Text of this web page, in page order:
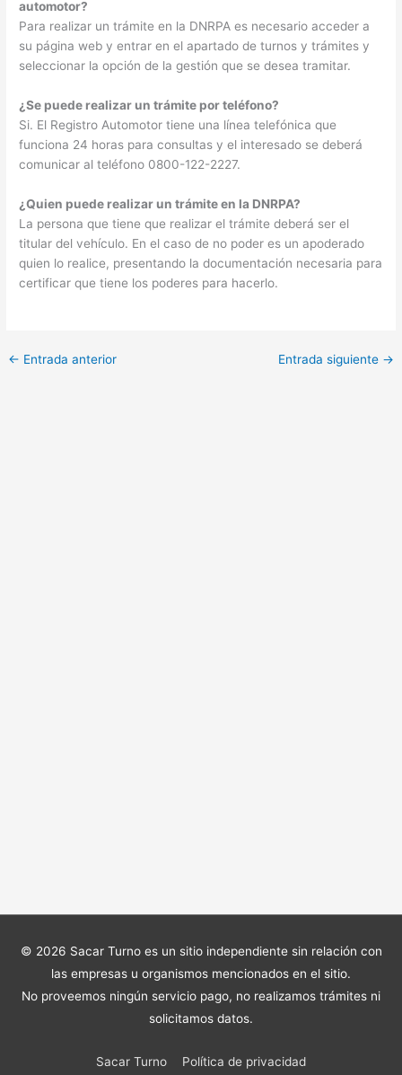
automotor?
Para realizar un trámite en la DNRPA es necesario acceder a
su página web y entrar en el apartado de turnos y trámites y
seleccionar la opción de la gestión que se desea tramitar.
¿Se puede realizar un trámite por teléfono?
Si. El Registro Automotor tiene una línea telefónica que
funciona 24 horas para consultas y el interesado se deberá
comunicar al teléfono 0800-122-2227.
¿Quien puede realizar un trámite en la DNRPA?
La persona que tiene que realizar el trámite deberá ser el
titular del vehículo. En el caso de no poder es un apoderado
quien lo realice, presentando la documentación necesaria para
certificar que tiene los poderes para hacerlo.
← Entrada anterior Entrada siguiente →
© 2026 Sacar Turnoes un sitio independiente sin relación con
las empresas u organismos mencionados en el sitio.
No proveemos ningún servicio pago, no realizamos trámites ni
solicitamos datos.
Sacar Turno Política de privacidad